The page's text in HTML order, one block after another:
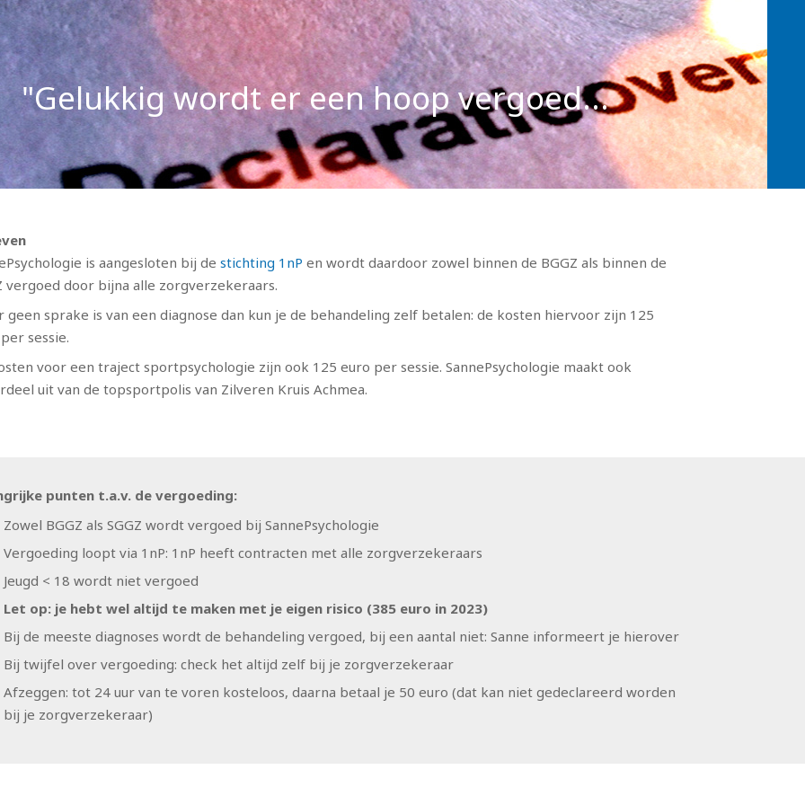
"Gelukkig wordt er een hoop vergoed...
is aangesloten bij de stichting 1nP en wordt daardoor zowel binnen de BGGZ als binnen de
vergoed door bijna alle zorgverzekeraars.
geen sprake is van een diagnose dan kun je de behandeling zelf betalen: de kosten hiervoor zijn 125
sessie.
voor een traject sportpsychologie zijn ook 125 euro per sessie. SannePsychologie maakt ook
uit van de topsportpolis van Zilveren Kruis Achmea.
punten t.a.v. de vergoeding:
Zowel BGGZ als SGGZ wordt vergoed bij SannePsychologie
Vergoeding loopt via 1nP: 1nP heeft contracten met alle zorgverzekeraars
Jeugd < 18 wordt niet vergoed
Let op: je hebt wel altijd te maken met je eigen risico (385 euro in 2023)
Bij de meeste diagnoses wordt de behandeling vergoed, bij een aantal niet: Sanne informeert je hierover
Bij twijfel over vergoeding: check het altijd zelf bij je zorgverzekeraar
Afzeggen: tot 24 uur van te voren kosteloos, daarna betaal je 50 euro (dat kan niet gedeclareerd worden
bij je zorgverzekeraar)